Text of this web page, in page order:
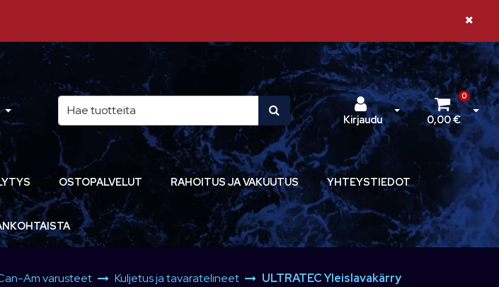
Sulje
Kirjaudu
Avaa kirjautuminen
0
0,00 €
OSTOPALVELUT RAHOITUS JA VAKUUTUS YHTEYSTIEDOT
Am varusteet Kuljetus ja tavaratelineet ULTRATEC Yleislavakärry